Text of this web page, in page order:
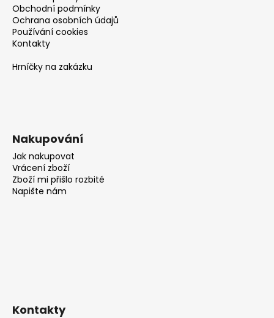
Obchodní podmínky
Ochrana osobních údajů
Používání cookies
Kontakty
Hrníčky na zakázku
Nakupování
Jak nakupovat
Vrácení zboží
Zboží mi přišlo rozbité
Napište nám
Kontakty